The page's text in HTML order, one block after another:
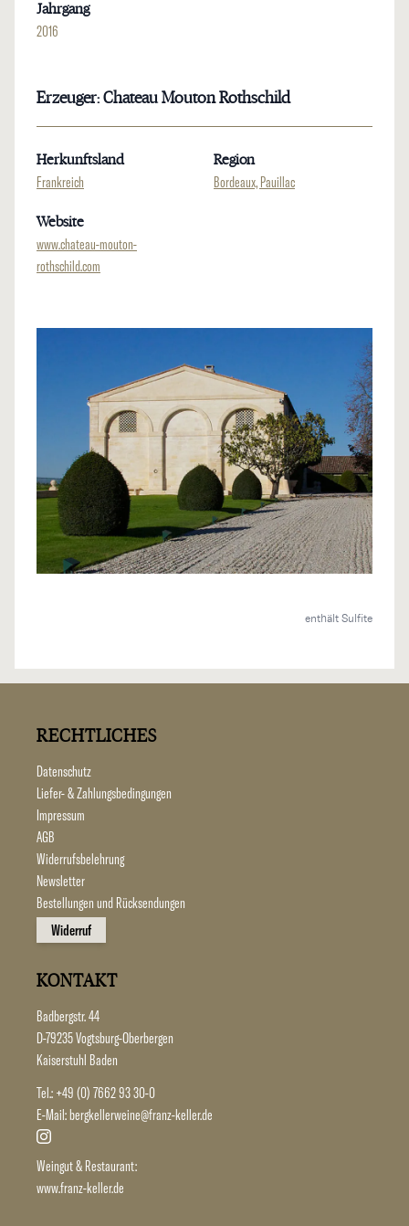
Jahrgang
2016
Erzeuger: Chateau Mouton Rothschild
Herkunftsland
Frankreich
Region
Bordeaux, Pauillac
Website
www.chateau-mouton-
rothschild.com
enthält Sulfite
RECHTLICHES
Datenschutz
Liefer- & Zahlungsbedingungen
Impressum
AGB
Widerrufsbelehrung
Newsletter
Bestellungen und Rücksendungen
Widerruf
KONTAKT
Badbergstr. 44
D-79235 Vogtsburg-Oberbergen
Kaiserstuhl Baden
Tel.: +49 (0) 7662 93 30-0
E-Mail:bergkellerweine@franz-keller.de
Weingut & Restaurant:
www.franz-keller.de